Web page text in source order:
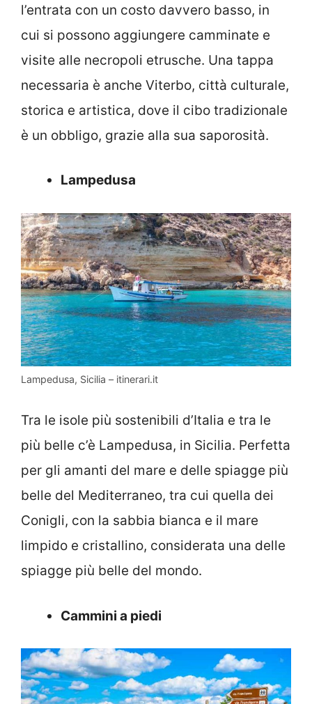
l’entrata con un costo davvero basso, in
cui si possono aggiungere camminate e
visite alle necropoli etrusche. Una tappa
necessaria è anche Viterbo, città culturale,
storica e artistica, dove il cibo tradizionale
è un obbligo, grazie alla sua saporosità.
Lampedusa
Lampedusa, Sicilia – itinerari.it
Tra le isole più sostenibili d’Italia e tra le
più belle c’è Lampedusa, in Sicilia. Perfetta
per gli amanti del mare e delle spiagge più
belle del Mediterraneo, tra cui quella dei
Conigli, con la sabbia bianca e il mare
limpido e cristallino, considerata una delle
spiagge più belle del mondo.
Cammini a piedi